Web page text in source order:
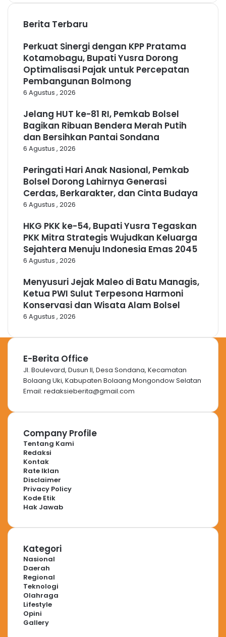
Berita Terbaru
Perkuat Sinergi dengan KPP Pratama
Kotamobagu, Bupati Yusra Dorong
Optimalisasi Pajak untuk Percepatan
Pembangunan Bolmong
6 Agustus , 2026
Jelang HUT ke-81 RI, Pemkab Bolsel
Bagikan Ribuan Bendera Merah Putih
dan Bersihkan Pantai Sondana
6 Agustus , 2026
Peringati Hari Anak Nasional, Pemkab
Bolsel Dorong Lahirnya Generasi
Cerdas, Berkarakter, dan Cinta Budaya
6 Agustus , 2026
HKG PKK ke-54, Bupati Yusra Tegaskan
PKK Mitra Strategis Wujudkan Keluarga
Sejahtera Menuju Indonesia Emas 2045
6 Agustus , 2026
Menyusuri Jejak Maleo di Batu Managis,
Ketua PWI Sulut Terpesona Harmoni
Konservasi dan Wisata Alam Bolsel
6 Agustus , 2026
E-Berita Office
Jl. Boulevard, Dusun II, Desa Sondana, Kecamatan
Bolaang Uki, Kabupaten Bolaang Mongondow Selatan
Email: redaksieberita@gmail.com
Company Profile
Tentang Kami
Redaksi
Kontak
Rate Iklan
Disclaimer
Privacy Policy
Kode Etik
Hak Jawab
Kategori
Nasional
Daerah
Regional
Teknologi
Olahraga
Lifestyle
Opini
Gallery